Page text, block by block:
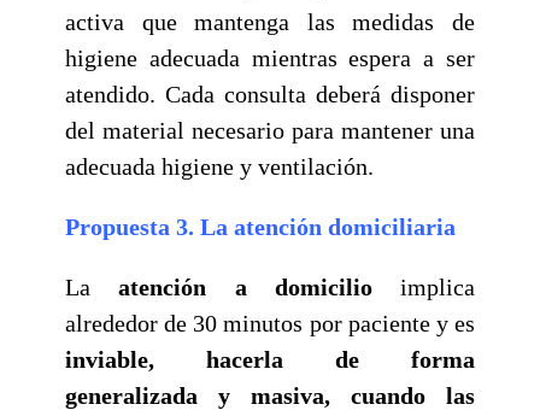
activa que mantenga las medidas de
higiene adecuada mientras espera a ser
atendido. Cada consulta deberá disponer
del material necesario para mantener una
adecuada higiene y ventilación.
Propuesta 3. La atención domiciliaria
Laatención a domicilioimplica
alrededor de 30 minutos por paciente y es
inviable, hacerla de forma
generalizada y masiva, cuando las